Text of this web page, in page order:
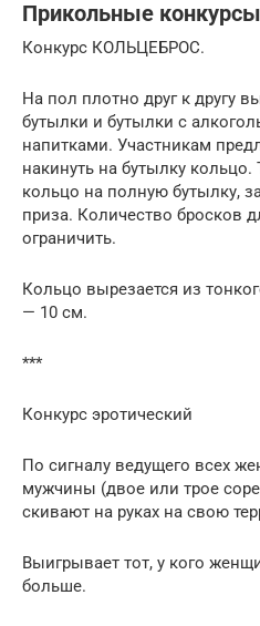
Прикольные
Конкурс КОЛЬЦЕБРОС.
На пол плотно друг к другу
бутылки и бутылки с
напитками. Участникам
накинуть на бутылку кольцо.
кольцо на полную бутылку,
приза. Количество бросков
ограничить.
Кольцо вырезается из
— 10 см.
***
Конкурс эротический
По сигналу ведущего всех
мужчины (двое или трое
скивают на руках на свою
Выигрывает тот, у кого
больше.